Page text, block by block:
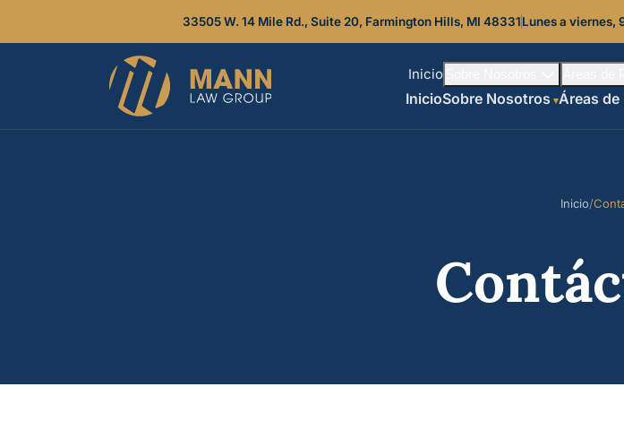
33505 W. 14 Mile Rd., Suite 20, Farmington Hills, MI 48331Lunes a viernes,
Inicio
InicioSobre Nosotros Áreas de
Inicio/